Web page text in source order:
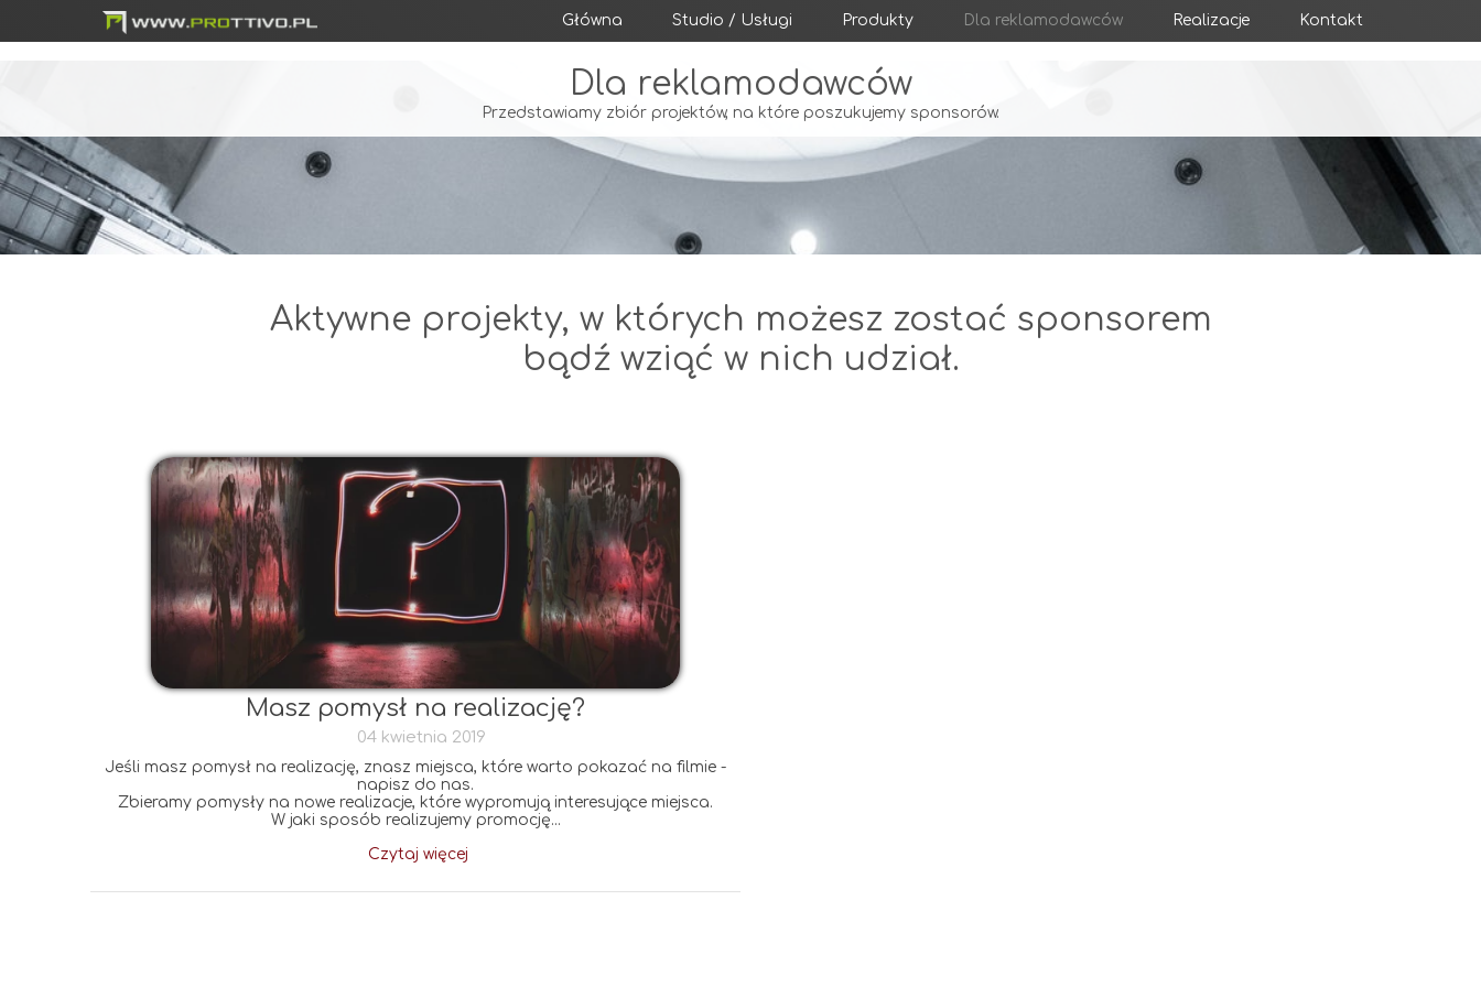
Dla reklamodawców
Przedstawiamy zbiór projektów, na które poszukujemy sponsorów.
Aktywne projekty, w których możesz zostać sponsorem
bądź wziąć w nich udział.
Masz pomysł na realizację?
04 kwietnia 2019
Jeśli masz pomysł na realizację, znasz miejsca, które warto pokazać na filmie -
napisz do nas.
Zbieramy pomysły na nowe realizacje, które wypromują interesujące miejsca.
W jaki sposób realizujemy promocję...
Czytaj więcej
Główna Studio / Usługi Produkty Dla reklamodawców Realizacje Kontakt